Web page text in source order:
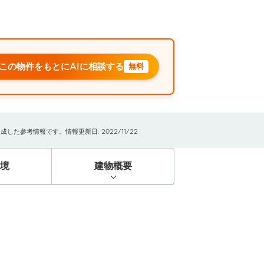
の物件をもとにAIに相談する 無料
した参考情報です。情報更新日: 2022/11/22
建物概要